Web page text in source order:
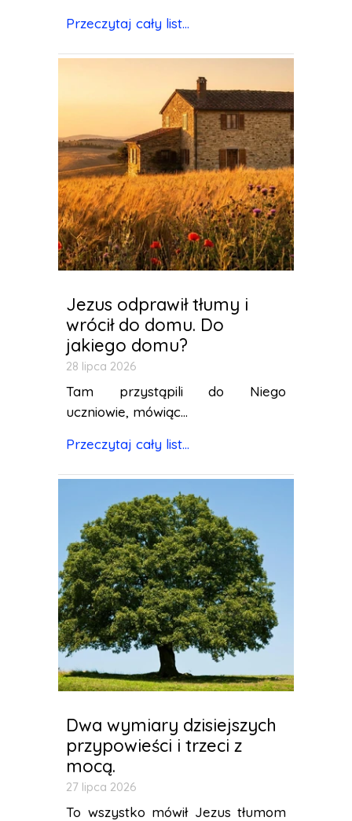
Przeczytaj cały list...
Jezus odprawił tłumy i
wrócił do domu. Do
jakiego domu?
28 lipca 2026
Tam przystąpili do Niego
uczniowie, mówiąc...
Przeczytaj cały list...
Dwa wymiary dzisiejszych
przypowieści i trzeci z
mocą.
27 lipca 2026
To wszystko mówił Jezus tłumom